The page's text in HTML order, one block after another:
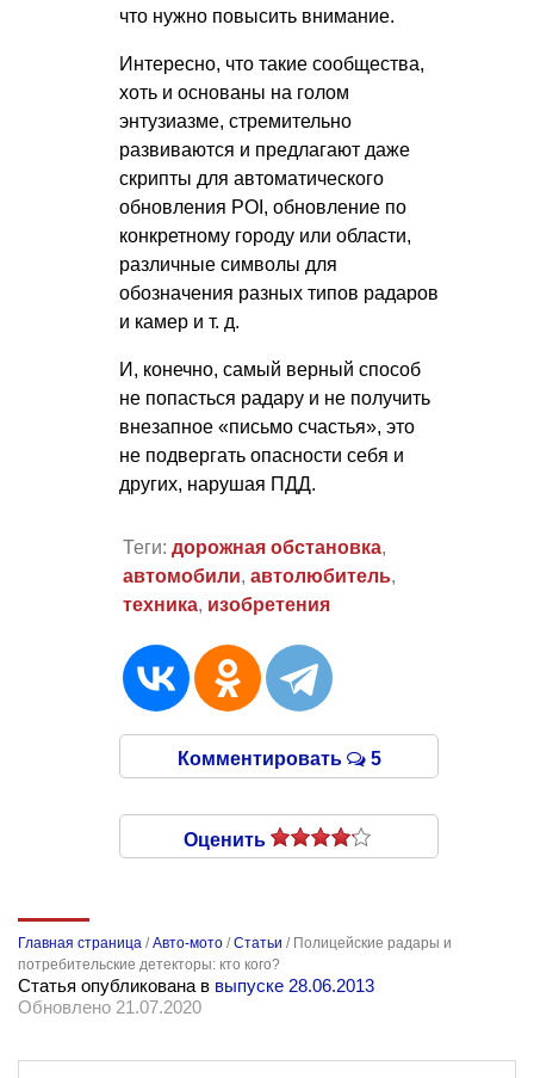
что нужно повысить внимание.
Интересно, что такие сообщества,
хоть и основаны на голом
энтузиазме, стремительно
развиваются и предлагают даже
скрипты для автоматического
обновления POI, обновление по
конкретному городу или области,
различные символы для
обозначения разных типов радаров
и камер и т. д.
И, конечно, самый верный способ
не попасться радару и не получить
внезапное «письмо счастья», это
не подвергать опасности себя и
других, нарушая ПДД.
Теги: дорожная обстановка,
автомобили, автолюбитель,
техника, изобретения
Комментировать 5
Оценить
Главная страница /Авто-мото /Статьи / Полицейские радары и
потребительские детекторы: кто кого?
Статья опубликована в выпуске 28.06.2013
Обновлено 21.07.2020